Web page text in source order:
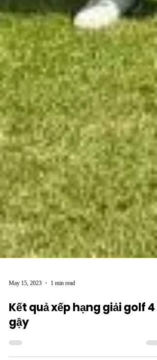
May 15, 2023 1 min read
Kết quả xếp hạng giải golf 4
gậy